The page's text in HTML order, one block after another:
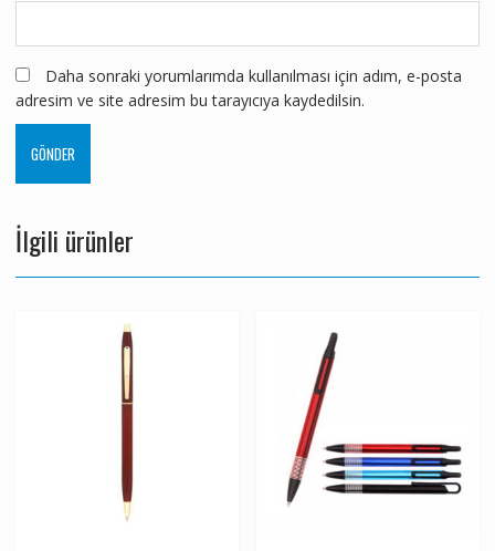
Daha sonraki yorumlarımda kullanılması için adım, e-posta
adresim ve site adresim bu tarayıcıya kaydedilsin.
İlgili ürünler